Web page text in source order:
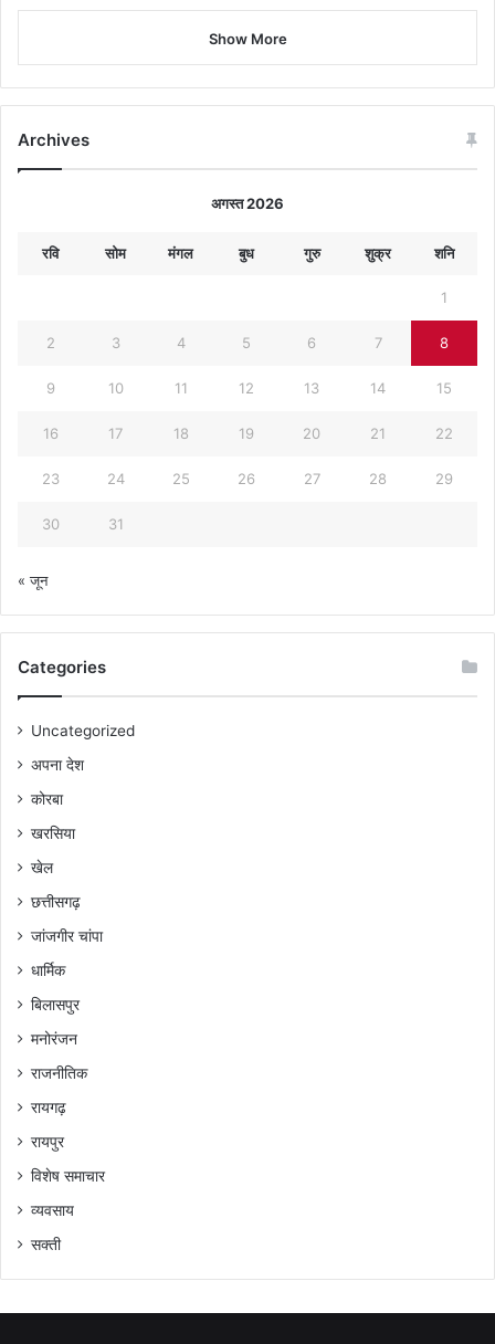
Show More
Archives
अगस्त 2026
रवि सोम मंगल बुध गुरु शुक्र शनि
1
2 3 4 5 6 7 8
9 10 11 12 13 14 15
16 17 18 19 20 21 22
23 24 25 26 27 28 29
30 31
« जून
Categories
Uncategorized
अपना देश
कोरबा
खरसिया
खेल
छत्तीसगढ़
जांजगीर चांपा
धार्मिक
बिलासपुर
मनोरंजन
राजनीतिक
रायगढ़
रायपुर
विशेष समाचार
व्यवसाय
सक्ती